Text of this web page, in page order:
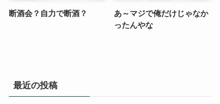
断酒会？自力で断酒？
あ～マジで俺だけじゃなか
ったんやな
最近の投稿